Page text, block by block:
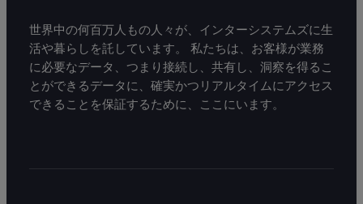
世界中の何百万人もの人々が、インターシステムズに生
活や暮らしを託しています。 私たちは、お客様が業務
に必要なデータ、つまり接続し、共有し、洞察を得るこ
とができるデータに、確実かつリアルタイムにアクセス
できることを保証するために、ここにいます。